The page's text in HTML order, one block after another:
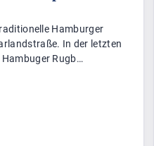
Hamburger
In der letzten
Rugb…